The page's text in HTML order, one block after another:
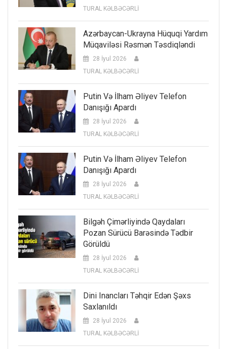
TURAL KƏLBƏCƏRLİ
Azərbaycan-Ukrayna Hüquqi Yardım
Müqaviləsi Rəsmən Təsdiqləndi
28 İyul 2026
TURAL KƏLBƏCƏRLİ
Putin Və İlham Əliyev Telefon
Danışığı Apardı
28 İyul 2026
TURAL KƏLBƏCƏRLİ
Putin Və İlham Əliyev Telefon
Danışığı Apardı
28 İyul 2026
TURAL KƏLBƏCƏRLİ
Bilgəh Çimərliyində Qaydaları
Pozan Sürücü Barəsində Tədbir
Görüldü
28 İyul 2026
TURAL KƏLBƏCƏRLİ
Dini Inancları Təhqir Edən Şəxs
Saxlanıldı
28 İyul 2026
TURAL KƏLBƏCƏRLİ